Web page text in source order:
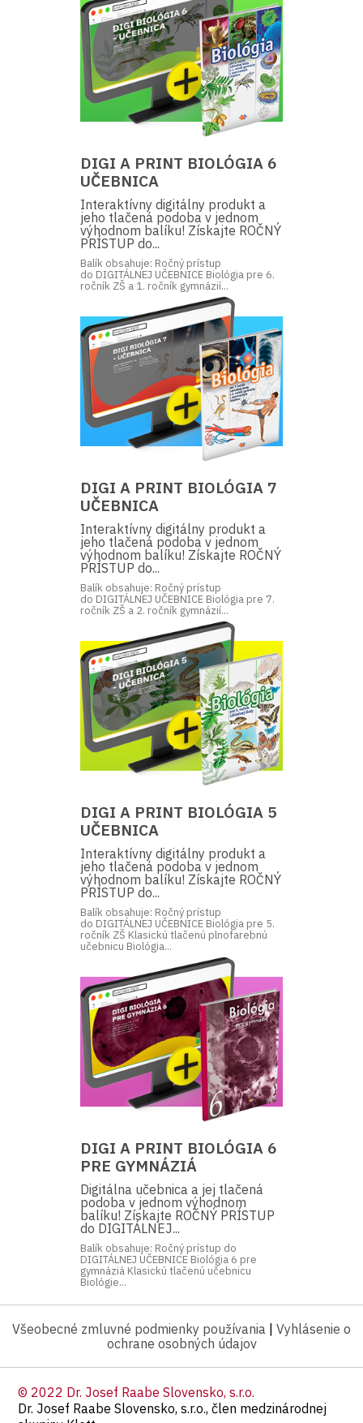
DIGI A PRINT BIOLÓGIA 6
UČEBNICA
Interaktívny digitálny produkt a
jeho tlačená podoba v jednom
výhodnom balíku! Získajte ROČNÝ
PRÍSTUP do...
Balík obsahuje: Ročný prístup
do DIGITÁLNEJ UČEBNICE Biológia pre 6.
ročník ZŠ a 1. ročník gymnázií...
DIGI A PRINT BIOLÓGIA 7
UČEBNICA
Interaktívny digitálny produkt a
jeho tlačená podoba v jednom
výhodnom balíku! Získajte ROČNÝ
PRÍSTUP do...
Balík obsahuje: Ročný prístup
do DIGITÁLNEJ UČEBNICE Biológia pre 7.
ročník ZŠ a 2. ročník gymnázií...
DIGI A PRINT BIOLÓGIA 5
UČEBNICA
Interaktívny digitálny produkt a
jeho tlačená podoba v jednom
výhodnom balíku! Získajte ROČNÝ
PRÍSTUP do...
Balík obsahuje: Ročný prístup
do DIGITÁLNEJ UČEBNICE Biológia pre 5.
ročník ZŠ Klasickú tlačenú plnofarebnú
učebnicu Biológia...
DIGI A PRINT BIOLÓGIA 6
PRE GYMNÁZIÁ
Digitálna učebnica a jej tlačená
podoba v jednom výhodnom
balíku! Získajte ROČNÝ PRÍSTUP
do DIGITÁLNEJ...
Balík obsahuje: Ročný prístup do
DIGITÁLNEJ UČEBNICE Biológia 6 pre
gymnáziá Klasickú tlačenú učebnicu
Biológie...
Všeobecné zmluvné podmienky používania
Vyhlásenie o
ochrane osobných údajov
© 2022 Dr. Josef Raabe Slovensko, s.r.o.
Dr. Josef Raabe Slovensko, s.r.o., člen medzinárodnej